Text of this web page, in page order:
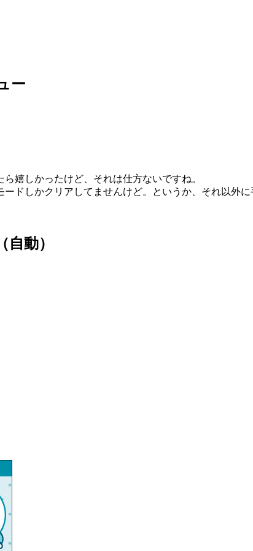
ー
嬉しかったけど、それは仕方ないですね。
ドしかクリアしてませんけど。というか、それ以外
動）